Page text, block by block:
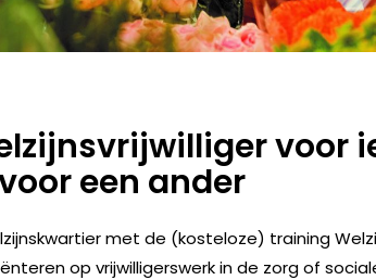
voor
een ander
met de (kosteloze) training
op vrijwilligerswerk in de zorg of